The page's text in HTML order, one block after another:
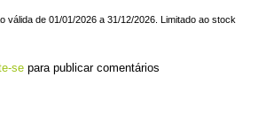
válida de 01/01/2026 a 31/12/2026. Limitado ao stock
se para publicar comentários